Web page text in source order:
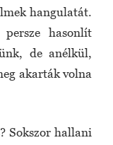
hangulatát.
persze hasonlít
de anélkül,
akarták volna
Sokszor hallani